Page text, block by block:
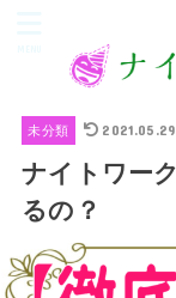
未分類 2021.05.29
ナイトワー
るの？